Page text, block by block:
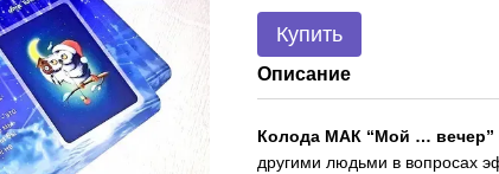
Купить
Описание
Колода МАК “Мой … вечер”
другими людьми в вопросах